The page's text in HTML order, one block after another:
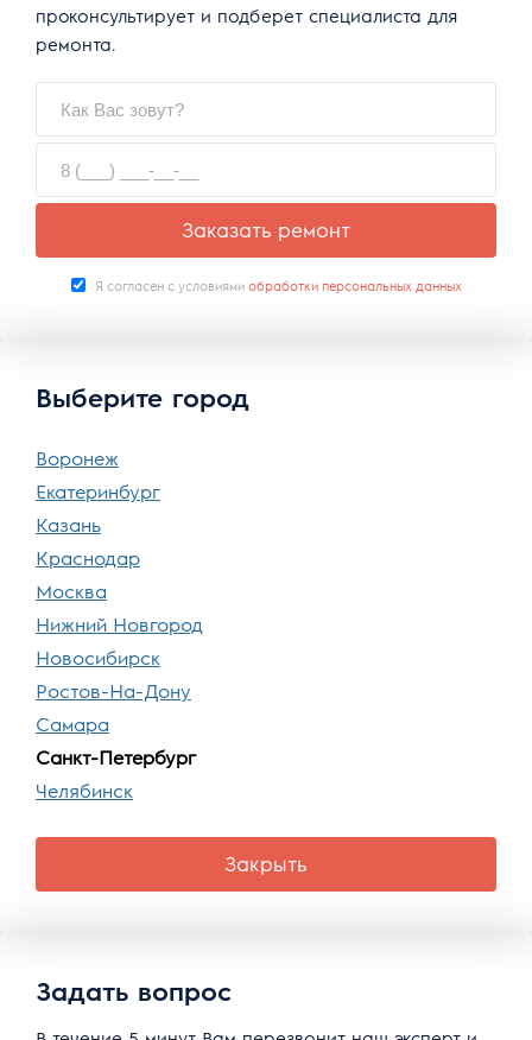
проконсультирует и подберет специалиста для
ремонта.
Заказать ремонт
Я согласен с условиями обработки персональных данных
Выберите город
Воронеж
Екатеринбург
Казань
Краснодар
Москва
Нижний Новгород
Новосибирск
Ростов-На-Дону
Самара
Санкт-Петербург
Челябинск
Закрыть
Задать вопрос